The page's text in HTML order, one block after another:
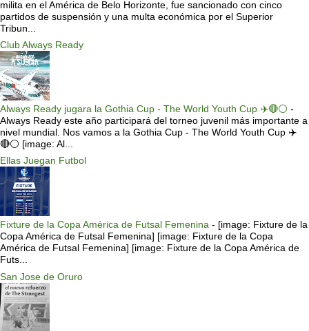
milita en el América de Belo Horizonte, fue sancionado con cinco
partidos de suspensión y una multa económica por el Superior
Tribun...
Club Always Ready
Always Ready jugara la Gothia Cup - The World Youth Cup ✈️🔴⚪️ -
Always Ready este año participará del torneo juvenil más importante a
nivel mundial. Nos vamos a la Gothia Cup - The World Youth Cup ✈️
🔴⚪️ [image: Al...
Ellas Juegan Futbol
Fixture de la Copa América de Futsal Femenina - [image: Fixture de la
Copa América de Futsal Femenina] [image: Fixture de la Copa
América de Futsal Femenina] [image: Fixture de la Copa América de
Futs...
San Jose de Oruro